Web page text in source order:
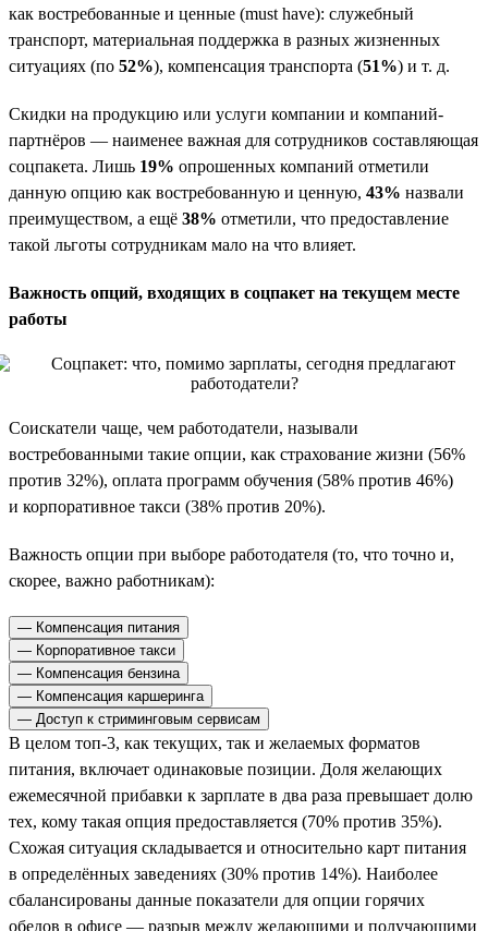
как востребованные и ценные (must have): служебный
транспорт, материальная поддержка в разных жизненных
ситуациях (по 52%), компенсация транспорта (51%) и т. д.
Скидки на продукцию или услуги компании и компаний-
партнёров — наименее важная для сотрудников составляющая
соцпакета. Лишь 19% опрошенных компаний отметили
данную опцию как востребованную и ценную, 43% назвали
преимуществом, а ещё 38% отметили, что предоставление
такой льготы сотрудникам мало на что влияет.
Важность опций, входящих в соцпакет на текущем месте
работы
Соискатели чаще, чем работодатели, называли
востребованными такие опции, как страхование жизни (56%
против 32%), оплата программ обучения (58% против 46%)
и корпоративное такси (38% против 20%).
Важность опции при выборе работодателя (то, что точно и,
скорее, важно работникам):
— Компенсация питания
— Корпоративное такси
— Компенсация бензина
— Компенсация каршеринга
— Доступ к стриминговым сервисам
В целом топ-3, как текущих, так и желаемых форматов
питания, включает одинаковые позиции. Доля желающих
ежемесячной прибавки к зарплате в два раза превышает долю
тех, кому такая опция предоставляется (70% против 35%).
Схожая ситуация складывается и относительно карт питания
в определённых заведениях (30% против 14%). Наиболее
сбалансированы данные показатели для опции горячих
обедов в офисе — разрыв между желающими и получающими